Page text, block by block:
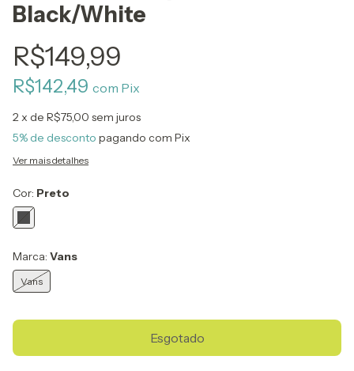
Black/White
R$149,99
R$142,49 com Pix
2x de R$75,00 sem juros
5% de desconto pagando com Pix
Ver mais detalhes
Cor: Preto
Marca: Vans
Vans